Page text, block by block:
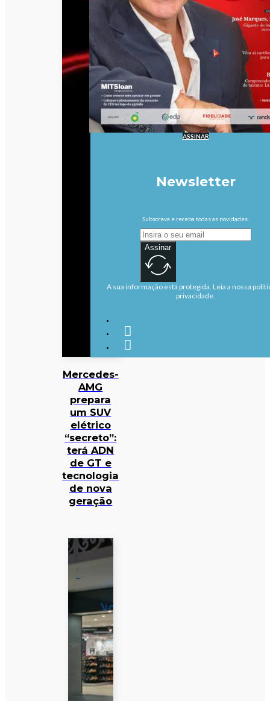
Mercedes-
AMG
prepara
um SUV
elétrico
“secreto”:
terá ADN
de GT e
tecnologia
de nova
geração
ASSINAR
Newsletter
Subscreva e receba todas as novidades.
Assinar
A sua informação está protegida. Leia a nossa
privacidade.